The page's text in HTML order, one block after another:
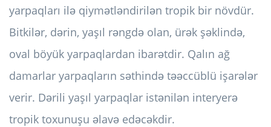
yarpaqları ilə qiymətləndirilən tropik bir növdür.
Bitkilər, dərin, yaşıl rəngdə olan, ürək şəklində,
oval böyük yarpaqlardan ibarətdir. Qalın ağ
damarlar yarpaqların səthində təəccüblü işarələr
verir. Dərili yaşıl yarpaqlar istənilən interyerə
tropik toxunuşu əlavə edəcəkdir.